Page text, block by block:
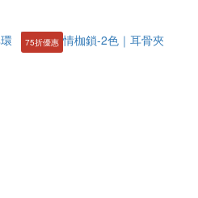
75折優惠